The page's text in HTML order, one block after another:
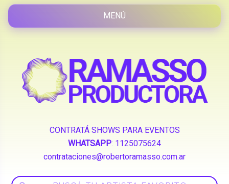
CONTRATÁ SHOWS PARA EVENTOS
WHATSAPP: 1125075624
contrataciones@robertoramasso.com.ar